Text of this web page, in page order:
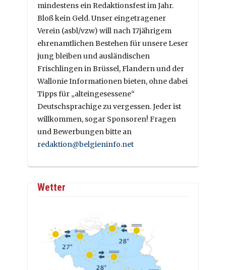
mindestens ein Redaktionsfest im Jahr.
Bloß kein Geld. Unser eingetragener
Verein (asbl/vzw) will nach 17jährigem
ehrenamtlichen Bestehen für unsere Leser
jung bleiben und ausländischen
Frischlingen in Brüssel, Flandern und der
Wallonie Informationen bieten, ohne dabei
Tipps für „alteingesessene“
Deutschsprachige zu vergessen. Jeder ist
willkommen, sogar Sponsoren! Fragen
und Bewerbungen bitte an
redaktion@belgieninfo.net
Wetter